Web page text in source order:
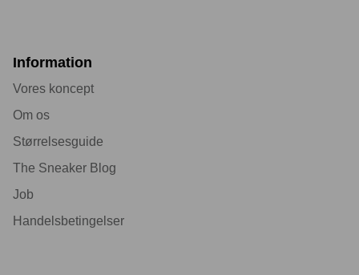
Information
Vores koncept
Om os
Størrelsesguide
The Sneaker Blog
Job
Handelsbetingelser